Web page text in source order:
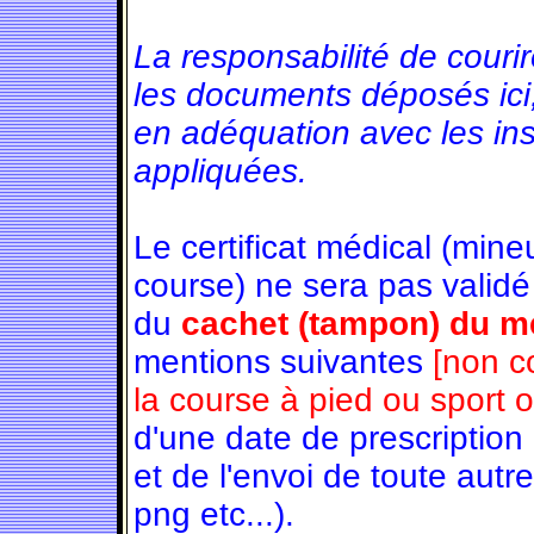
La responsabilité de
les documents déposés
en adéquation avec les
appliquées.
Le certificat médical
course) ne sera pas
du cachet (tampon) du
mentions suivantes [non
la course à pied ou sport
d'une date de
et de l'envoi de toute
png etc...).